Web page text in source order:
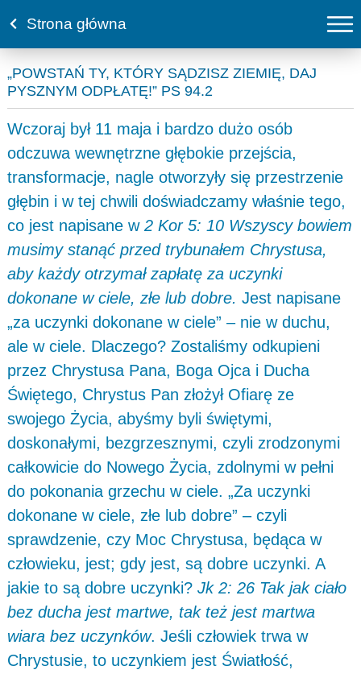
Strona główna
„POWSTAŃ TY, KTÓRY SĄDZISZ ZIEMIĘ, DAJ
PYSZNYM ODPŁATĘ!” PS 94.2
Wczoraj był 11 maja i bardzo dużo osób
odczuwa wewnętrzne głębokie przejścia,
transformacje, nagle otworzyły się przestrzenie
głębin i w tej chwili doświadczamy właśnie tego,
co jest napisane w 2 Kor 5: 10 Wszyscy bowiem
musimy stanąć przed trybunałem Chrystusa,
aby każdy otrzymał zapłatę za uczynki
dokonane w ciele, złe lub dobre. Jest napisane
„za uczynki dokonane w ciele” – nie w duchu,
ale w ciele. Dlaczego? Zostaliśmy odkupieni
przez Chrystusa Pana, Boga Ojca i Ducha
Świętego, Chrystus Pan złożył Ofiarę ze
swojego Życia, abyśmy byli świętymi,
doskonałymi, bezgrzesznymi, czyli zrodzonymi
całkowicie do Nowego Życia, zdolnymi w pełni
do pokonania grzechu w ciele. „Za uczynki
dokonane w ciele, złe lub dobre” – czyli
sprawdzenie, czy Moc Chrystusa, będąca w
człowieku, jest; gdy jest, są dobre uczynki. A
jakie to są dobre uczynki? Jk 2: 26 Tak jak ciało
bez ducha jest martwe, tak też jest martwa
wiara bez uczynków. Jeśli człowiek trwa w
Chrystusie, to uczynkiem jest Światłość,